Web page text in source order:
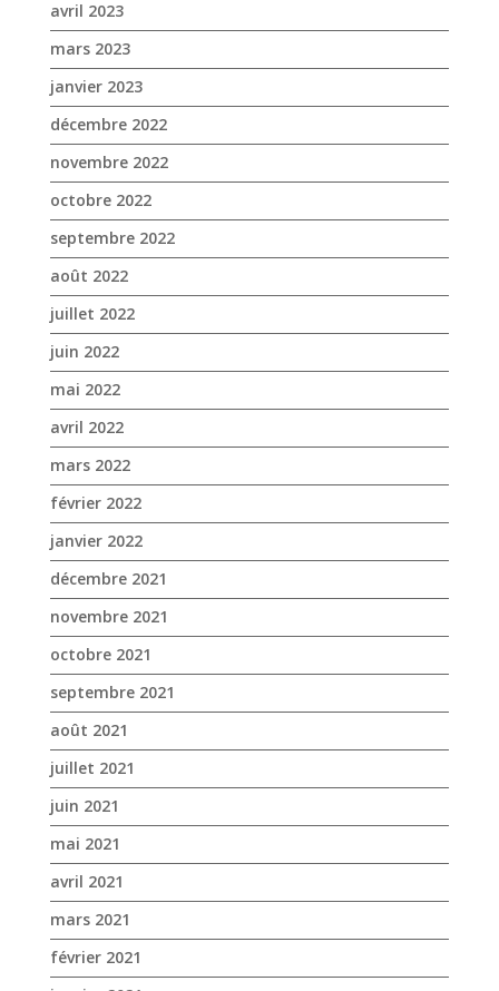
octobre 2022
septembre 2022
août 2022
juillet 2022
juin 2022
mai 2022
avril 2022
mars 2022
février 2022
janvier 2022
décembre 2021
novembre 2021
octobre 2021
septembre 2021
août 2021
juillet 2021
juin 2021
mai 2021
avril 2021
mars 2021
février 2021
janvier 2021
novembre 2020
octobre 2020
septembre 2020
août 2020